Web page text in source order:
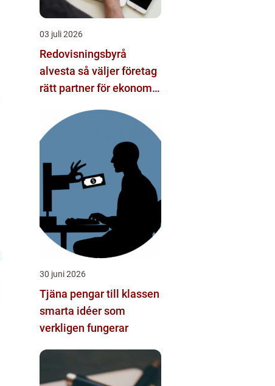
03 juli 2026
Redovisningsbyrå
alvesta så väljer företag
rätt partner för ekonomi
30 juni 2026
Tjäna pengar till klassen
smarta idéer som
verkligen fungerar